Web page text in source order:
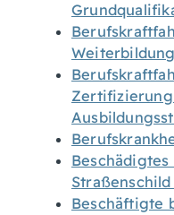
Zertifizierung
Beschäftigte